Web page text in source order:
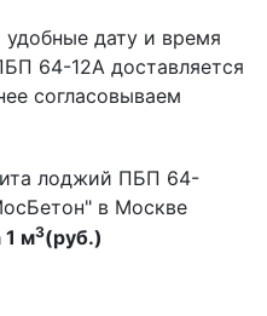
дату и время
64-12А доставляется
согласовываем
лоджий ПБП 64-
в Москве
1 м3(руб.)